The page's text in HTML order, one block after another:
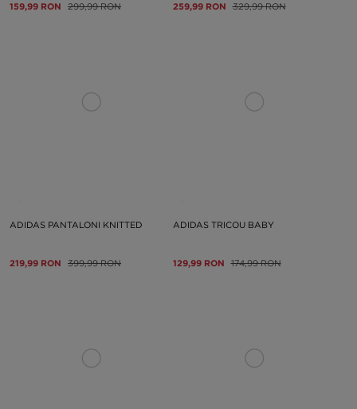
159,99 RON 299,99 RON 259,99 RON 329,99 RON
ADIDAS PANTALONI KNITTED
219,99 RON 399,99 RON
ADIDAS TRICOU BABY
129,99 RON 174,99 RON